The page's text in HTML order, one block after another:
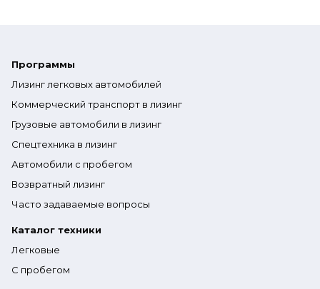
Программы
Лизинг легковых автомобилей
Коммерческий транспорт в лизинг
Грузовые автомобили в лизинг
Спецтехника в лизинг
Автомобили с пробегом
Возвратный лизинг
Часто задаваемые вопросы
Каталог техники
Легковые
С пробегом